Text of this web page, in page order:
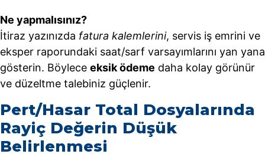
Ne yapmalısınız?
İtiraz yazınızda fatura kalemlerini, servis iş emrini ve
eksper raporundaki saat/sarf varsayımlarını yan yana
gösterin. Böylece eksik ödeme daha kolay görünür
ve düzeltme talebiniz güçlenir.
Pert/Hasar Total Dosyalarında
Rayiç Değerin Düşük
Belirlenmesi